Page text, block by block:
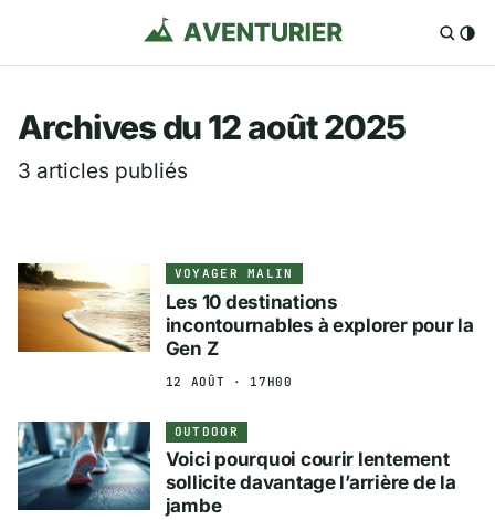
Aventurier.fr —
Archives du 12 août 2025
3 articles publiés
VOYAGER MALIN
Les 10 destinations
incontournables à explorer pour la
Gen Z
12 AOÛT · 17H00
OUTDOOR
Voici pourquoi courir lentement
sollicite davantage l’arrière de la
jambe